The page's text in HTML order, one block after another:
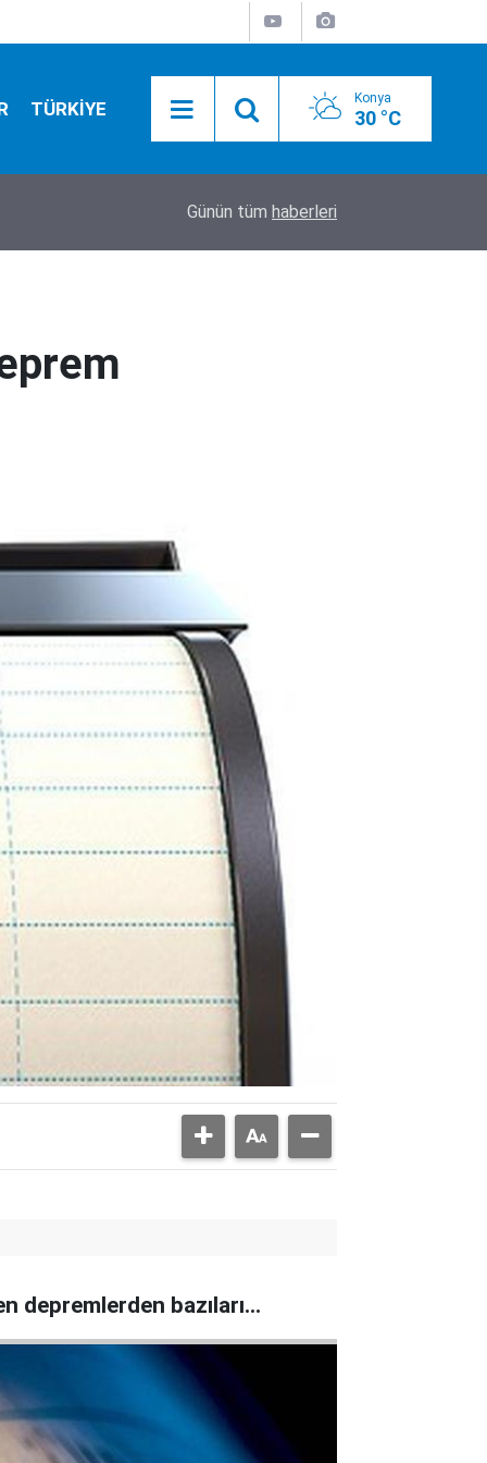
TÜRKİYE Konya
30 °C
YENİ Part'nin İl Başkanı tutuklandı!
Günün tüm haberleri
depremlerden bazıları...